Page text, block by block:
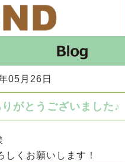
05月26日
りがとうございまし
しくお願いします！